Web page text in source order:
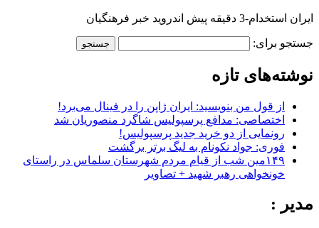
ایران استخدام-3 دقیقه پیش اندروید خبر فرهنگیان
جستجو برای:
نوشته‌های تازه
از قول من بنویسید: ایران ژاپن را در فینال می‌برد!
اختصاصی: مدافع پرسپولیس شاگرد منصوریان شد
رونمایی از دو خرید جدید پرسپولیس!
فوری: جواد نکونام به لیگ برتر برگشت
۱۴۹مین شب از قیام مردم شهرستان سلماس در راستای
خونخواهی رهبر شهید + تصاویر
مدیر :